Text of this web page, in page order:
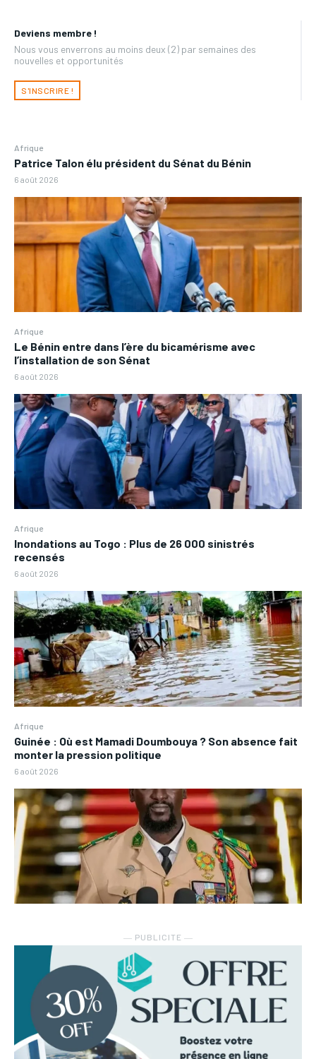
Deviens membre !
Nous vous enverrons au moins deux (2) par semaines des
nouvelles et opportunités
S'INSCRIRE !
Afrique
Patrice Talon élu président du Sénat du Bénin
6 août 2026
Afrique
Le Bénin entre dans l’ère du bicamérisme avec
l’installation de son Sénat
6 août 2026
Afrique
Inondations au Togo : Plus de 26 000 sinistrés
recensés
6 août 2026
Afrique
Guinée : Où est Mamadi Doumbouya ? Son absence fait
monter la pression politique
6 août 2026
― PUBLICITE ―